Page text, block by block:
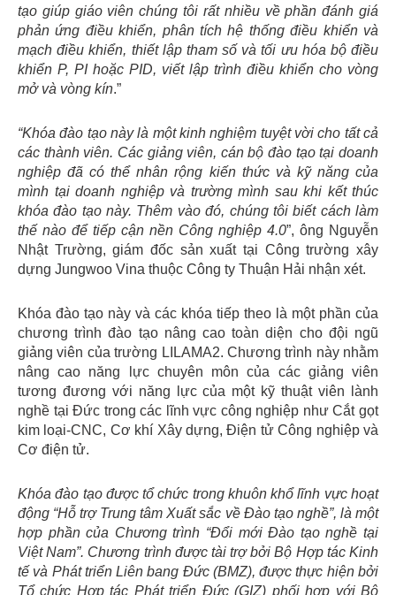
tạo giúp giáo viên chúng tôi rất nhiều về phần đánh giá
phản ứng điều khiển, phân tích hệ thống điều khiển và
mạch điều khiển, thiết lập tham số và tối ưu hóa bộ điều
khiển P, PI hoặc PID, viết lập trình điều khiển cho vòng
mở và vòng kín.”
“Khóa đào tạo này là một kinh nghiệm tuyệt vời cho tất cả
các thành viên. Các giảng viên, cán bộ đào tạo tại doanh
nghiệp đã có thể nhân rộng kiến ​​thức và kỹ năng của
mình tại doanh nghiệp và trường mình sau khi kết thúc
khóa đào tạo này. Thêm vào đó, chúng tôi biết cách làm
thế nào để tiếp cận nền Công nghiệp 4.0”, ông Nguyễn
Nhật Trường, giám đốc sản xuất tại Công trường xây
dựng Jungwoo Vina thuộc Công ty Thuận Hải nhận xét.
Khóa đào tạo này và các khóa tiếp theo là một phần của
chương trình đào tạo nâng cao toàn diện cho đội ngũ
giảng viên của trường LILAMA2. Chương trình này nhằm
nâng cao năng lực chuyên môn của các giảng viên
tương đương với năng lực của một kỹ thuật viên lành
nghề tại Đức trong các lĩnh vực công nghiệp như Cắt gọt
kim loại-CNC, Cơ khí Xây dựng, Điện tử Công nghiệp và
Cơ điện tử.
Khóa đào tạo được tổ chức trong khuôn khổ lĩnh vực hoạt
động “Hỗ trợ Trung tâm Xuất sắc về Đào tạo nghề”, là một
hợp phần của Chương trình “Đổi mới Đào tạo nghề tại
Việt Nam”. Chương trình được tài trợ bởi Bộ Hợp tác Kinh
tế và Phát triển Liên bang Đức (BMZ), được thực hiện bởi
Tổ chức Hợp tác Phát triển Đức (GIZ) phối hợp với Bộ